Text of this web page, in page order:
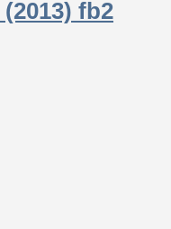
(2013) fb2